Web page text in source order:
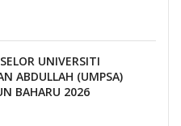
UNIVERSITI
ABDULLAH (UMPSA)
BAHARU 2026